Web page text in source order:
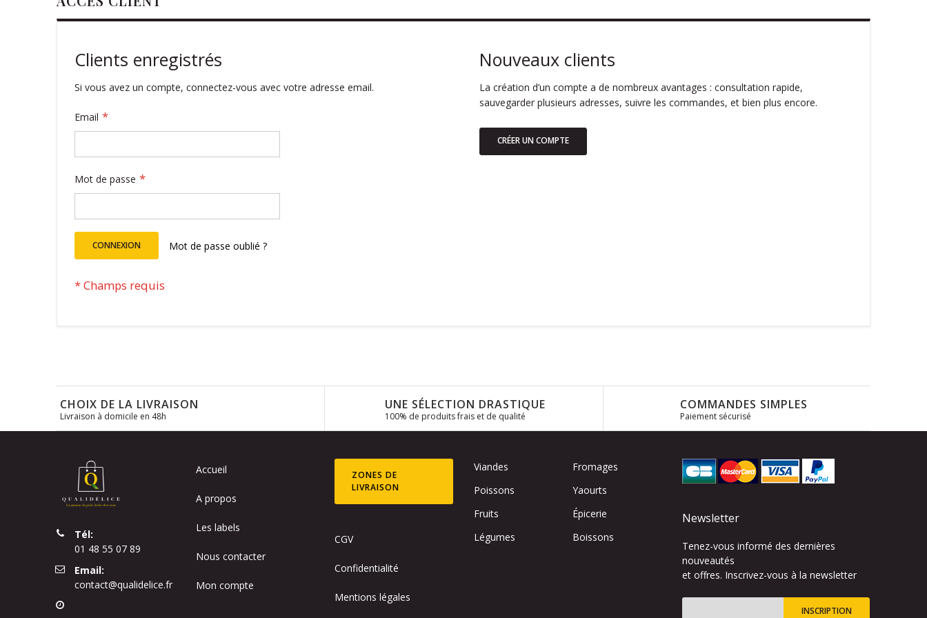
Clients enregistrés
Si vous avez un compte, connectez-vous avec votre adresse email.
Email
Mot de passe
CONNEXION Mot de passe oublié ?
Nouveaux clients
La création d’un compte a de nombreux avantages : consultation rapide,
sauvegarder plusieurs adresses, suivre les commandes, et bien plus encore.
CRÉER UN COMPTE
CHOIX DE LA LIVRAISON
Livraison à domicile en 48h
UNE SÉLECTION DRASTIQUE
100% de produits frais et de qualité
COMMANDES SIMPLES
Paiement sécurisé
Tél:
01 48 55 07 89
Email:
contact@qualidelice.fr
Accueil
A propos
Les labels
Nous contacter
Mon compte
ZONES DE
LIVRAISON
CGV
Confidentialité
Mentions légales
Viandes
Poissons
Fruits
Légumes
Fromages
Yaourts
Épicerie
Boissons
Newsletter
Tenez-vous informé des dernières
nouveautés
et offres. Inscrivez-vous à la newsletter
INSCRIPTION